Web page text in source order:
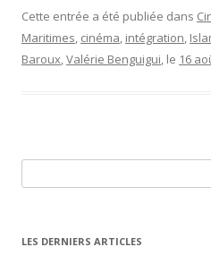
Cette entrée a été publiée dans
Maritimes, cinéma, intégration,
Baroux,Valérie Benguigui, le 16
LES DERNIERS ARTICLES